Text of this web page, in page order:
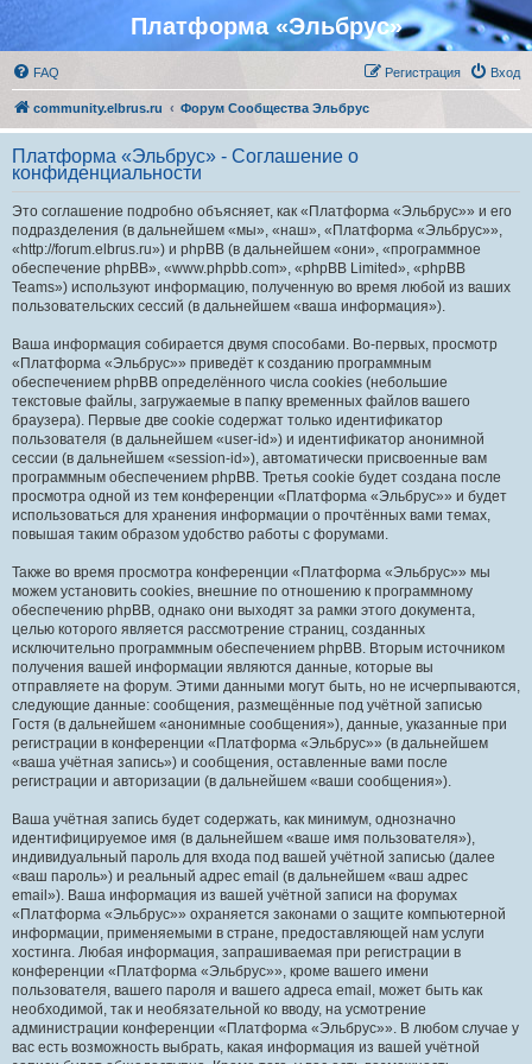
Платформа «Эльбрус»
FAQ Вход
Регистрация
community.elbrus.ru Форум Сообщества Эльбрус
Платформа «Эльбрус» - Соглашение о
конфиденциальности
Это соглашение подробно объясняет, как «Платформа «Эльбрус»» и его
подразделения (в дальнейшем «мы», «наш», «Платформа «Эльбрус»»,
«http://forum.elbrus.ru») и phpBB (в дальнейшем «они», «программное
обеспечение phpBB», «www.phpbb.com», «phpBB Limited», «phpBB
Teams») используют информацию, полученную во время любой из ваших
пользовательских сессий (в дальнейшем «ваша информация»).
Ваша информация собирается двумя способами. Во-первых, просмотр
«Платформа «Эльбрус»» приведёт к созданию программным
обеспечением phpBB определённого числа cookies (небольшие
текстовые файлы, загружаемые в папку временных файлов вашего
браузера). Первые две cookie содержат только идентификатор
пользователя (в дальнейшем «user-id») и идентификатор анонимной
сессии (в дальнейшем «session-id»), автоматически присвоенные вам
программным обеспечением phpBB. Третья cookie будет создана после
просмотра одной из тем конференции «Платформа «Эльбрус»» и будет
использоваться для хранения информации о прочтённых вами темах,
повышая таким образом удобство работы с форумами.
Также во время просмотра конференции «Платформа «Эльбрус»» мы
можем установить cookies, внешние по отношению к программному
обеспечению phpBB, однако они выходят за рамки этого документа,
целью которого является рассмотрение страниц, созданных
исключительно программным обеспечением phpBB. Вторым источником
получения вашей информации являются данные, которые вы
отправляете на форум. Этими данными могут быть, но не исчерпываются,
следующие данные: сообщения, размещённые под учётной записью
Гостя (в дальнейшем «анонимные сообщения»), данные, указанные при
регистрации в конференции «Платформа «Эльбрус»» (в дальнейшем
«ваша учётная запись») и сообщения, оставленные вами после
регистрации и авторизации (в дальнейшем «ваши сообщения»).
Ваша учётная запись будет содержать, как минимум, однозначно
идентифицируемое имя (в дальнейшем «ваше имя пользователя»),
индивидуальный пароль для входа под вашей учётной записью (далее
«ваш пароль») и реальный адрес email (в дальнейшем «ваш адрес
email»). Ваша информация из вашей учётной записи на форумах
«Платформа «Эльбрус»» охраняется законами о защите компьютерной
информации, применяемыми в стране, предоставляющей нам услуги
хостинга. Любая информация, запрашиваемая при регистрации в
конференции «Платформа «Эльбрус»», кроме вашего имени
пользователя, вашего пароля и вашего адреса email, может быть как
необходимой, так и необязательной ко вводу, на усмотрение
администрации конференции «Платформа «Эльбрус»». В любом случае у
вас есть возможность выбрать, какая информация из вашей учётной